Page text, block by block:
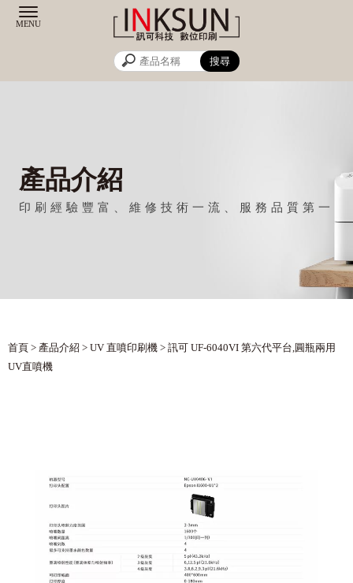
產品介紹
首頁 > 產品介紹 > UV 直噴印刷機 > 訊可 UF-6040VI 第六代平台,圓瓶兩用
UV直噴機